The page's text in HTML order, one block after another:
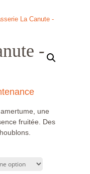
La Canute -
-
une
fruitée. Des